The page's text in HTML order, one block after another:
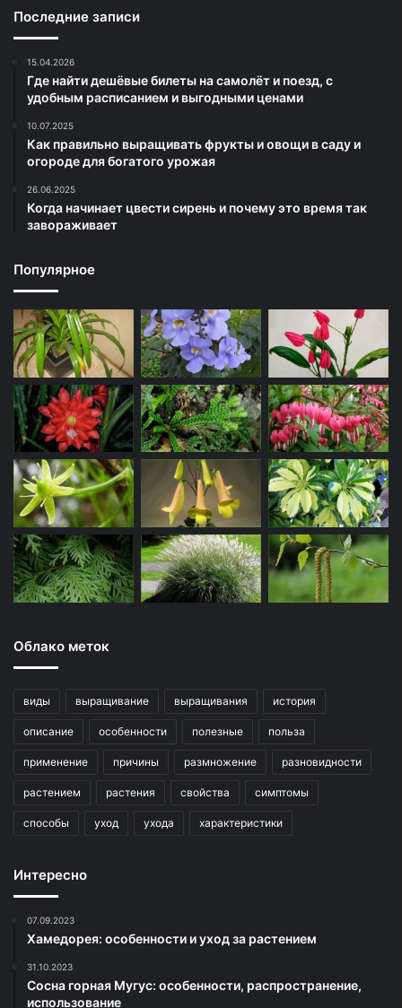
Последние записи
15.04.2026
Где найти дешёвые билеты на самолёт и поезд, с
удобным расписанием и выгодными ценами
10.07.2025
Как правильно выращивать фрукты и овощи в саду и
огороде для богатого урожая
26.06.2025
Когда начинает цвести сирень и почему это время так
завораживает
Популярное
Облако меток
виды выращивание выращивания история
описание особенности полезные польза
применение причины размножение разновидности
растением растения свойства симптомы
способы уход ухода характеристики
Интересно
07.09.2023
Хамедорея: особенности и уход за растением
31.10.2023
Сосна горная Мугус: особенности, распространение,
использование